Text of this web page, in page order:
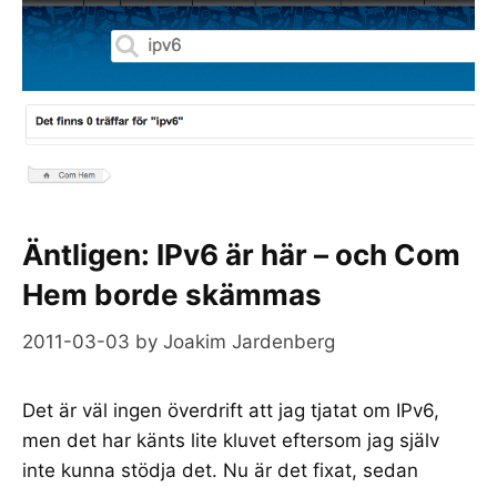
Äntligen: IPv6 är här – och Com
Hem borde skämmas
2011-03-03 by Joakim Jardenberg
Det är väl ingen överdrift att jag tjatat om IPv6,
men det har känts lite kluvet eftersom jag själv
inte kunna stödja det. Nu är det fixat, sedan